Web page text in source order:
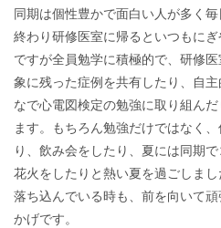
同期は個性豊かで面白い人が多く
終わり研修医室に帰るといつもにぎ
ですが全員勉学に積極的で、研修
象に残った症例を共有したり、自
なで心電図検定の勉強に取り組ん
ます。もちろん勉強だけではなく
り、飲み会をしたり、夏には同期
花火をしたりと熱い夏を過ごしま
落ち込んでいる時も、前を向いて
かげです。